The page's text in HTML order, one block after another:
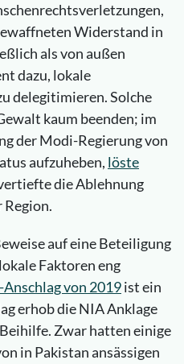
Widerstand in
als von außen
dazu, lokale
delegitimieren. Solche
kaum beenden; im
der Modi-Regierung von
aufzuheben, löste
die Ablehnung
auf eine Beteiligung
Faktoren eng
von 2019ist ein
erhob die NIA Anklage
Zwar hatten einige
in Pakistan ansässigen